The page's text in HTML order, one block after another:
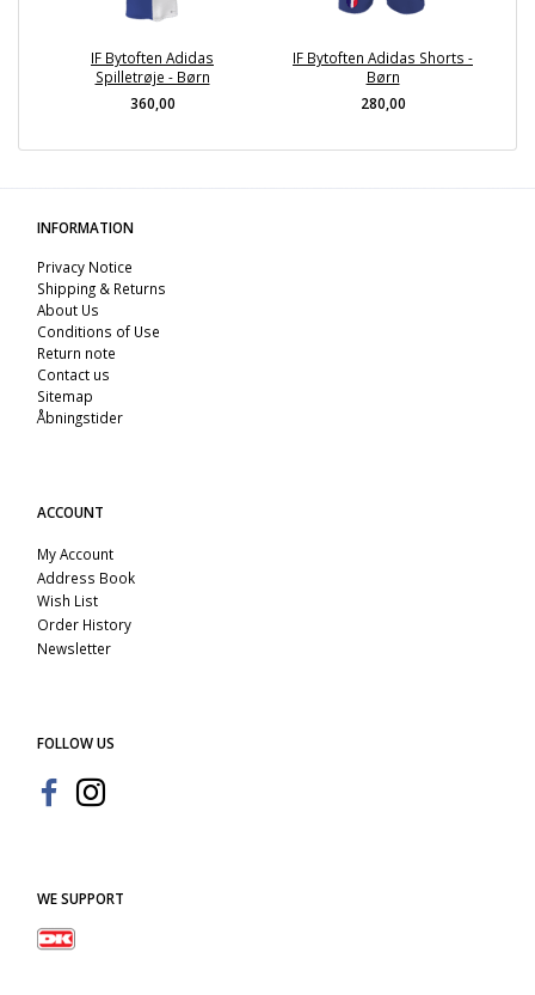
IF Bytoften Adidas
Spilletrøje - Børn
360,00
IF Bytoften Adidas Shorts -
Børn
280,00
INFORMATION
Privacy Notice
Shipping & Returns
About Us
Conditions of Use
Return note
Contact us
Sitemap
Åbningstider
ACCOUNT
My Account
Address Book
Wish List
Order History
Newsletter
FOLLOW US
WE SUPPORT